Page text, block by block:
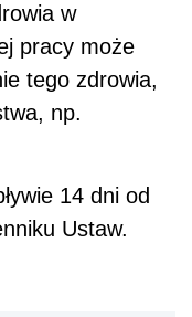
w
pracy może
tego zdrowia,
np.
14 dni od
Ustaw.